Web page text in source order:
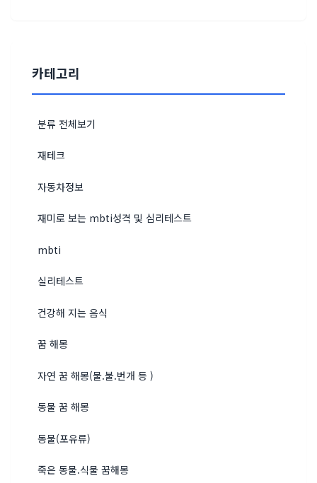
카테고리
분류 전체보기
재테크
자동차정보
재미로 보는 mbti성격 및 심리테스트
mbti
실리테스트
건강해 지는 음식
꿈 해몽
자연 꿈 해몽(물.불.번개 등 )
동물 꿈 해몽
동물(포유류)
죽은 동물.식물 꿈해몽